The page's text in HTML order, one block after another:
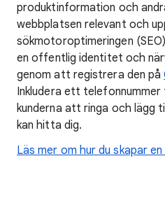
produktinformation och
webbplatsen relevant och
sökmotoroptimeringen
en offentlig identitet och
genom att registrera den på
Inkludera ett
kunderna att ringa och lägg
kan hitta dig.
Läs mer om hur du skapar